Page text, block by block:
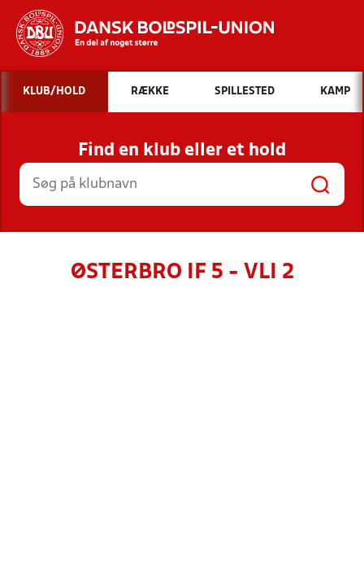
Hvad vil du søge efter?
INDHOLD OG NYHEDER
STILLINGER, RESULTATER, KLUBBER OG
HOLD
KLUB/HOLD RÆKKE SPILLESTED KAMP
Find en klub eller et hold
ØSTERBRO IF 5 - VLI 2